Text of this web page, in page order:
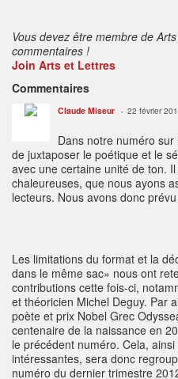
Vous devez être membre de
commentaires !
Join Arts et Lettres
Commentaires
Claude Miseur 22 février
Dans notre numéro
de juxtaposer le poétique et le
avec une certaine unité de ton.
chaleureuses, que nous ayons
lecteurs. Nous avons donc
Les limitations du format et la
dans le même sac» nous ont
contributions cette fois-ci,
et théoricien Michel Deguy. Par
poète et prix Nobel Grec
centenaire de la naissance en
le précédent numéro. Cela,
intéressantes, sera donc
numéro du dernier trimestre